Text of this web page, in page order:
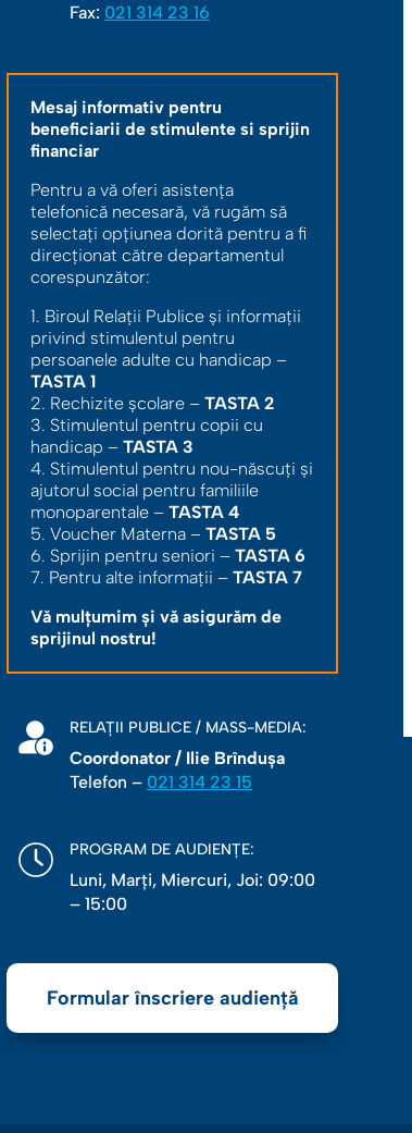
Fax: 021 314 23 16
Mesaj informativ pentru
beneficiarii de stimulente si sprijin
financiar
Pentru a vă oferi asistența
telefonică necesară, vă rugăm să
selectați opțiunea dorită pentru a fi
direcționat către departamentul
corespunzător:
1. Biroul Relații Publice și informații
privind stimulentul pentru
persoanele adulte cu handicap –
TASTA 1
2. Rechizite școlare –TASTA 2
3. Stimulentul pentru copii cu
handicap –TASTA 3
4. Stimulentul pentru nou-născuți și
ajutorul social pentru familiile
monoparentale –TASTA 4
5. Voucher Materna –TASTA 5
6. Sprijin pentru seniori –TASTA 6
7. Pentru alte informații –TASTA 7
Vă mulțumim și vă asigurăm de
sprijinul nostru!
RELAȚII PUBLICE / MASS-MEDIA:
Coordonator / Ilie Brîndușa
Telefon – 021 314 23 15
PROGRAM DE AUDIENȚE:
Luni, Marţi, Miercuri, Joi: 09:00
– 15:00
Formular înscriere audiență